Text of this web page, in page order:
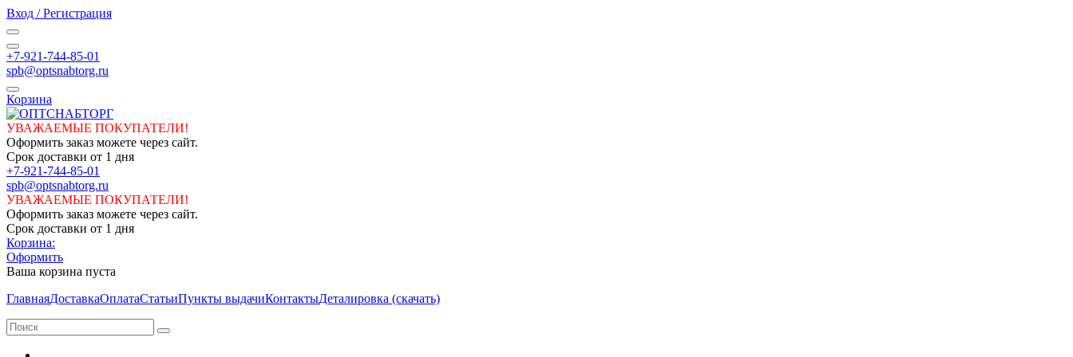
Вход / Регистрация
+7-921-744-85-01
spb@optsnabtorg.ru
Корзина
УВАЖАЕМЫЕ ПОКУПАТЕЛИ!
Оформить заказ можете через сайт.
Срок доставки от 1 дня
+7-921-744-85-01
spb@optsnabtorg.ru
УВАЖАЕМЫЕ ПОКУПАТЕЛИ!
Оформить заказ можете через сайт.
Срок доставки от 1 дня
Корзина:
Оформить
Ваша корзина пуста
ГлавнаяДоставкаОплатаСтатьиПункты выдачиКонтактыДеталировка (скачать)